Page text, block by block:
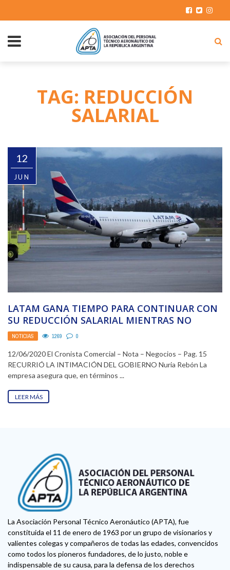
TAG: REDUCCIÓN
SALARIAL
12
JUN
LATAM GANA TIEMPO PARA CONTINUAR CON
SU REDUCCIÓN SALARIAL MIENTRAS NO
VUELE
NOTICIAS 1269 0
12/06/2020 El Cronista Comercial – Nota – Negocios – Pag. 15
RECURRIÓ LA INTIMACIÓN DEL GOBIERNO Nuria Rebón La
empresa asegura que, en términos ...
LEER MÁS
La Asociación Personal Técnico Aeronáutico (APTA), fue
constituida el 11 de enero de 1963 por un grupo de visionarios y
valientes colegas y compañeros de todas las edades, convencidos
como todos los pioneros fundadores, de lo justo, noble e
indispensable de su causa, para la defensa de los derechos